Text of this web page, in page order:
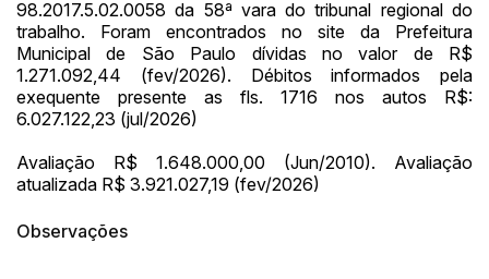
98.2017.5.02.0058 da 58ª vara do tribunal regional do
trabalho. Foram encontrados no site da Prefeitura
Municipal de São Paulo dívidas no valor de R$
1.271.092,44 (fev/2026). Débitos informados pela
exequente presente as fls. 1716 nos autos R$:
6.027.122,23 (jul/2026)
Avaliação R$ 1.648.000,00 (Jun/2010). Avaliação
atualizada R$ 3.921.027,19 (fev/2026)
Observações